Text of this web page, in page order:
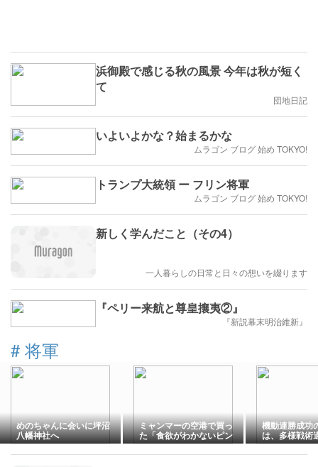
浜御殿で感じる秋の風景 今年は秋が短く
て
団地日記
いよいよかな？始まるかな
ムラゴン ブログ 始め TOKYO!
トランプ大統領 ー フリン将軍
ムラゴン ブログ 始め TOKYO!
新しく学んだこと（その4）
一人暮らしの日常と日々の想いを綴ります
『ペリー来航と尊皇攘夷②』
『新説幕末明治維新』
# 将軍
めのちゃんに会いに坪沼
八幡神社へ
ミャンマーの空港で買っ
た「食欲がわかないピン
ク色のごはん」
機動連勝成功
は、多様戦術
クマネジメン